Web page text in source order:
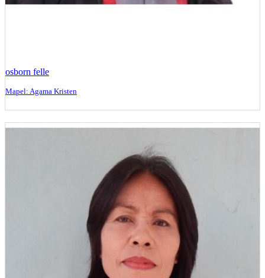
osborn felle
Mapel: Agama Kristen